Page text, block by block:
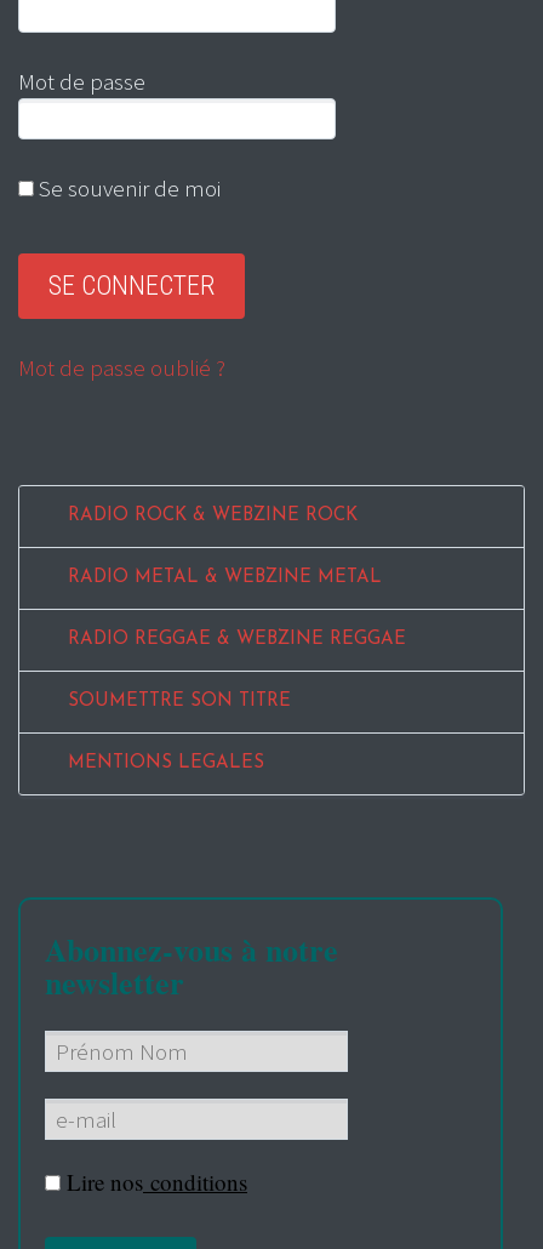
Mot de passe
Se souvenir de moi
Mot de passe oublié ?
RADIO ROCK & WEBZINE ROCK
RADIO METAL & WEBZINE METAL
RADIO REGGAE & WEBZINE REGGAE
SOUMETTRE SON TITRE
MENTIONS LEGALES
Abonnez-vous à notre
newsletter
Lire nos conditions